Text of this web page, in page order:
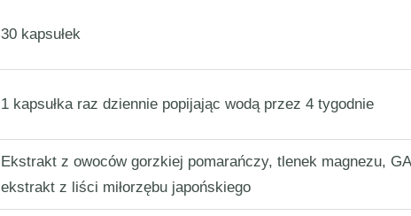
30 kapsułek
1 kapsułka raz dziennie popijając wodą przez 4 tygodnie
Ekstrakt z owoców gorzkiej pomarańczy, tlenek magnezu,
ekstrakt z liści miłorzębu japońskiego